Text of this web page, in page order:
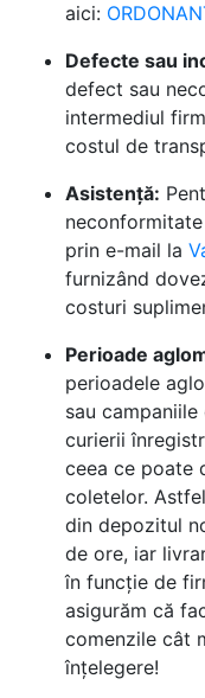
aici:
Defecte sau
defect sau
intermediul
costul de
Asistență:
prin e-mail la
furnizând
costuri
Perioade
perioadele
sau
curierii
ceea ce poate
coletelor.
din depozitul
de ore, iar
în funcție de
asigurăm că
comenzile cât
înțelegere!